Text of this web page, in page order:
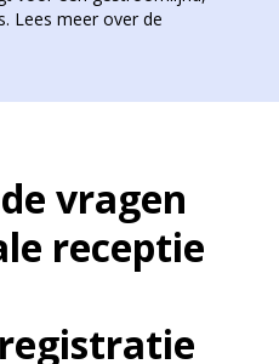
Lees meer over de
vragen
receptie